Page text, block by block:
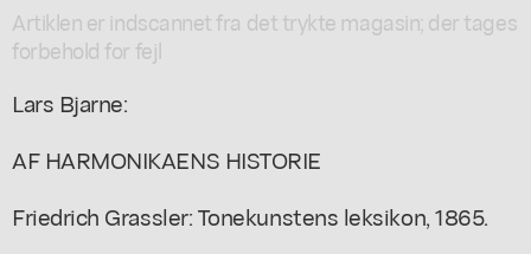
Artiklen er indscannet fra det trykte magasin; der tages
forbehold for fejl
Lars Bjarne:
AF HARMONIKAENS HISTORIE
Friedrich Grassler: Tonekunstens leksikon, 1865.